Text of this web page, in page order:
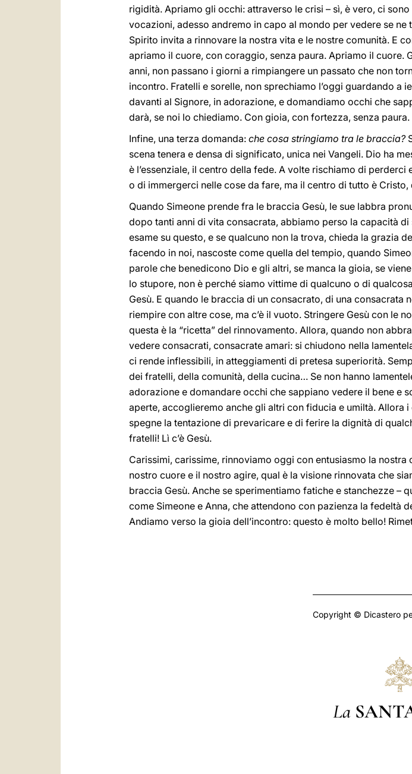
rigidità. Apriamo gli occhi: attraverso le crisi – sì, è vero, ci
vocazioni, adesso andremo in capo al mondo per vedere se
Spirito invita a rinnovare la nostra vita e le nostre comunità. E
apriamo il cuore, con coraggio, senza paura. Apriamo il cuore.
anni, non passano i giorni a rimpiangere un passato che non
incontro. Fratelli e sorelle, non sprechiamo l’oggi guardando a
davanti al Signore, in adorazione, e domandiamo occhi che
darà, se noi lo chiediamo. Con gioia, con fortezza, senza paura.
Infine, una terza domanda: che cosa stringiamo tra le braccia?
scena tenera e densa di significato, unica nei Vangeli. Dio ha
è l’essenziale, il centro della fede. A volte rischiamo di
o di immergerci nelle cose da fare, ma il centro di tutto è
Quando Simeone prende fra le braccia Gesù, le sue labbra
dopo tanti anni di vita consacrata, abbiamo perso la capacità
esame su questo, e se qualcuno non la trova, chieda la grazia
facendo in noi, nascoste come quella del tempio, quando
parole che benedicono Dio e gli altri, se manca la gioia, se
lo stupore, non è perché siamo vittime di qualcuno o di
Gesù. E quando le braccia di un consacrato, di una
riempire con altre cose, ma c’è il vuoto. Stringere Gesù con le
questa è la “ricetta” del rinnovamento. Allora, quando non
vedere consacrati, consacrate amari: si chiudono nella
ci rende inflessibili, in atteggiamenti di pretesa superiorità.
dei fratelli, della comunità, della cucina… Se non hanno
adorazione e domandare occhi che sappiano vedere il bene e
aperte, accoglieremo anche gli altri con fiducia e umiltà. Allora
spegne la tentazione di prevaricare e di ferire la dignità di
fratelli! Lì c’è Gesù.
Carissimi, carissime, rinnoviamo oggi con entusiasmo la
nostro cuore e il nostro agire, qual è la visione rinnovata che
braccia Gesù. Anche se sperimentiamo fatiche e stanchezze –
come Simeone e Anna, che attendono con pazienza la fedeltà
Andiamo verso la gioia dell’incontro: questo è molto bello!
Copyright © Dicastero
La